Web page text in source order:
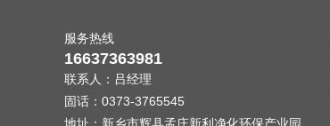
服务热线
16637363981
联系人：吕经理
固话：0373-3765545